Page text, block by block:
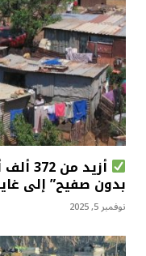
أزيد
بدون صفيح” إلى غاية
نوفمبر 5, 2025